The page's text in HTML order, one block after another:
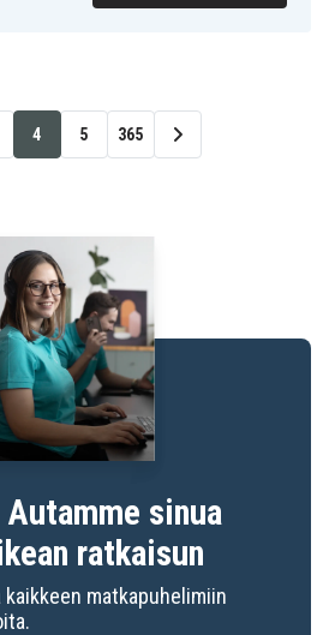
4 5 365
sinua
ratkaisun
matkapuhelimiin